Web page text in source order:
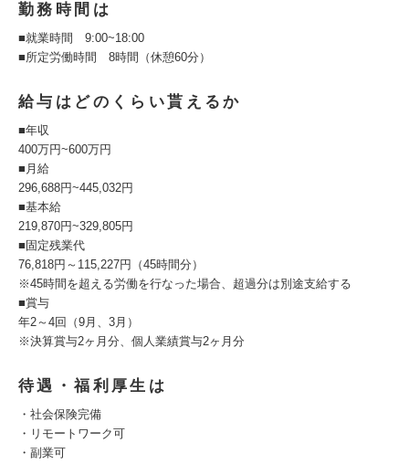
勤務時間は
■就業時間 9:00~18:00
■所定労働時間 8時間（休憩60分）
給与はどのくらい貰えるか
■年収
400万円~600万円
■月給
296,688円~445,032円
■基本給
219,870円~329,805円
■固定残業代
76,818円～115,227円（45時間分）
※45時間を超える労働を行なった場合、超過分は別途支給する
■賞与
年2～4回（9月、3月）
※決算賞与2ヶ月分、個人業績賞与2ヶ月分
待遇・福利厚生は
・社会保険完備
・リモートワーク可
・副業可